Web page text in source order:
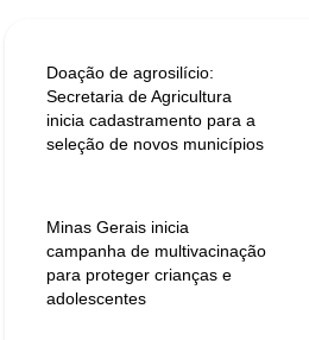
Doação de agrosilício:
Secretaria de Agricultura
inicia cadastramento para a
seleção de novos municípios
Minas Gerais inicia
campanha de multivacinação
para proteger crianças e
adolescentes